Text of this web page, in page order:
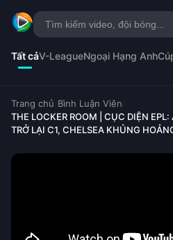
Tất cảV-LeagueNgoại Hạng Anh
Trang chủ Bình Luận Viên
THE LOCKER ROOM | CỤC DIỆN
TRỞ LẠI C1, CHELSEA KHỦNG